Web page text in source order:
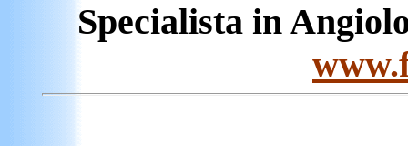
Specialista in